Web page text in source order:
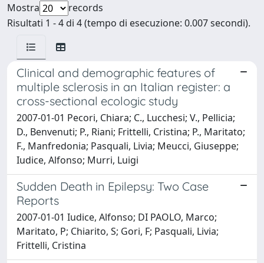
Mostra
records
Risultati 1 - 4 di 4 (tempo di esecuzione: 0.007 secondi).
Clinical and demographic features of
multiple sclerosis in an Italian register: a
cross-sectional ecologic study
2007-01-01 Pecori, Chiara; C., Lucchesi; V., Pellicia;
D., Benvenuti; P., Riani; Frittelli, Cristina; P., Maritato;
F., Manfredonia; Pasquali, Livia; Meucci, Giuseppe;
Iudice, Alfonso; Murri, Luigi
Sudden Death in Epilepsy: Two Case
Reports
2007-01-01 Iudice, Alfonso; DI PAOLO, Marco;
Maritato, P; Chiarito, S; Gori, F; Pasquali, Livia;
Frittelli, Cristina